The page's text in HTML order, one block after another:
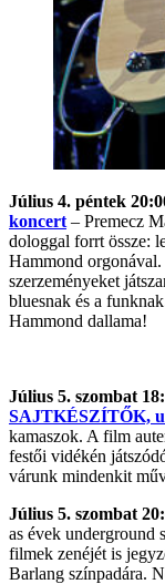
Július 4. péntek
koncert – Premecz
dologgal forrt össze:
Hammond
szerzeményeket
bluesnak és a
Hammond dallama!
Július 5. szombat
SAJTKÉSZÍTŐK,
kamaszok. A film
festői vidékén
várunk mindenkit
Július 5. szombat
as évek underground
filmek zenéjét is
Barlang színpadára.